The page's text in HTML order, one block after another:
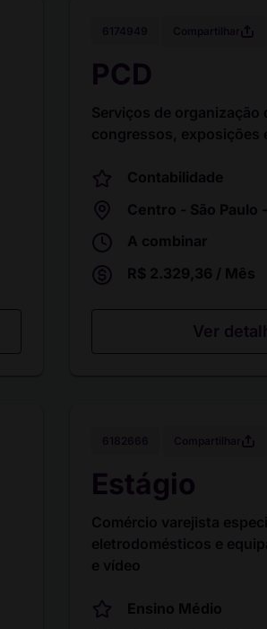
PCD
Serviços de organização
congressos, exposições
Contabilidade
Centro - São Paulo
A combinar
R$ 2.329,36 / Mês
Ver
Estágio
Comércio varejista
eletrodomésticos e
e vídeo
Ensino Médio